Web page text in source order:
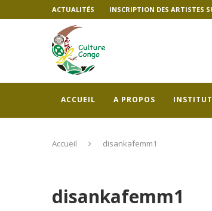
ACTUALITÉS INSCRIPTION DES ARTISTES
ACCUEIL A PROPOS
Accueil disankafemm1
disankafemm1